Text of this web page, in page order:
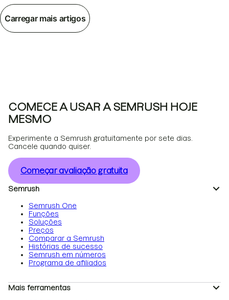
Carregar mais artigos
COMECE A USAR A SEMRUSH HOJE
MESMO
Experimente a Semrush gratuitamente por sete dias.
Cancele quando quiser.
Começar avaliação gratuita
Semrush
Semrush One
Funções
Soluções
Preços
Comparar a Semrush
Histórias de sucesso
Semrush em números
Programa de afiliados
Mais ferramentas